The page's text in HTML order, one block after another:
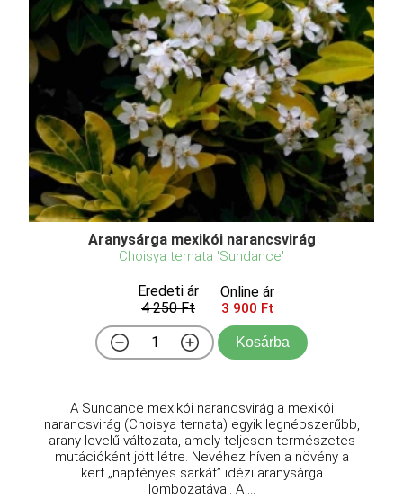
Aranysárga mexikói narancsvirág
Choisya ternata 'Sundance'
Eredeti ár
4 250 Ft
Online ár
3 900 Ft
Kosárba
A Sundance mexikói narancsvirág a mexikói
narancsvirág (Choisya ternata) egyik legnépszerűbb,
arany levelű változata, amely teljesen természetes
mutációként jött létre. Nevéhez híven a növény a
kert „napfényes sarkát” idézi aranysárga
lombozatával. A ...